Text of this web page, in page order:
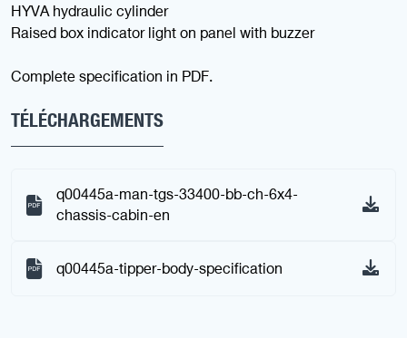
HYVA hydraulic cylinder
Raised box indicator light on panel with buzzer
Complete specification in PDF.
TÉLÉCHARGEMENTS
q00445a-man-tgs-33400-bb-ch-6x4-
chassis-cabin-en
q00445a-tipper-body-specification